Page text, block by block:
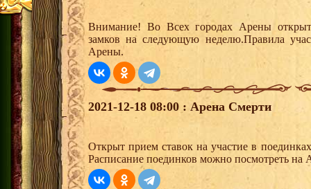
Внимание! Во Всех городах Арены
замков на следующую неделю.Правила
Арены.
2021-12-18 08:00 : Арена Смерти
Открыт прием ставок на участие в
Расписание поединков можно посмотреть на